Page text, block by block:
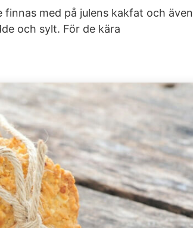
finnas med på julens kakfat och även
och sylt. För de kära